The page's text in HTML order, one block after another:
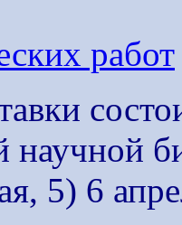
работ
научной
5) 6